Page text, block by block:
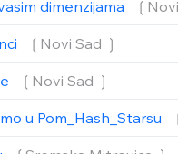
dimenzijama
❲Novi Sad ❳
❲Novi Sad ❳
u Pom_Hash_Starsu